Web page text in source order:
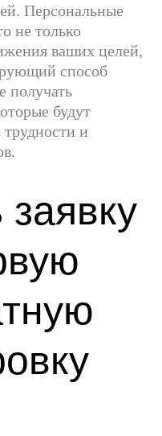
Персональные
не только
ваших целей,
способ
получать
будут
трудности и